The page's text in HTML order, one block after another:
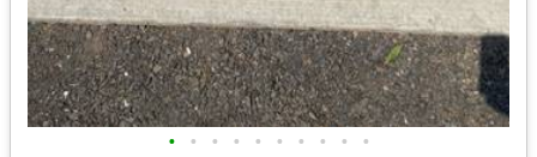
• • • • • • • • • •